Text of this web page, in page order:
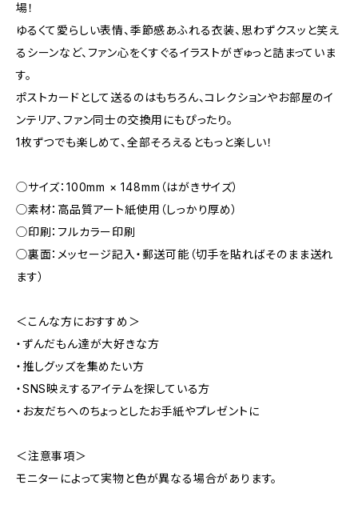
場！
ゆるくて愛らしい表情、季節感あふれる衣装、思わずクスッと笑え
るシーンなど、ファン心をくすぐるイラストがぎゅっと詰まっていま
す。
ポストカードとして送るのはもちろん、コレクションやお部屋のイ
ンテリア、ファン同士の交換用にもぴったり。
1枚ずつでも楽しめて、全部そろえるともっと楽しい！
◯サイズ：100mm × 148mm（はがきサイズ）
◯素材：高品質アート紙使用（しっかり厚め）
◯印刷：フルカラー印刷
◯裏面：メッセージ記入・郵送可能（切手を貼ればそのまま送れ
ます）
＜こんな方におすすめ＞
・ずんだもん達が大好きな方
・推しグッズを集めたい方
・SNS映えするアイテムを探している方
・お友だちへのちょっとしたお手紙やプレゼントに
＜注意事項＞
モニターによって実物と色が異なる場合があります。